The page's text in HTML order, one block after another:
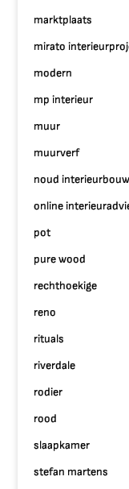
marktplaats
mirato
modern
mp interieur
muur
muurverf
noud interieurbouw
online
pot
pure wood
rechthoekige
reno
rituals
riverdale
rodier
rood
slaapkamer
stefan martens